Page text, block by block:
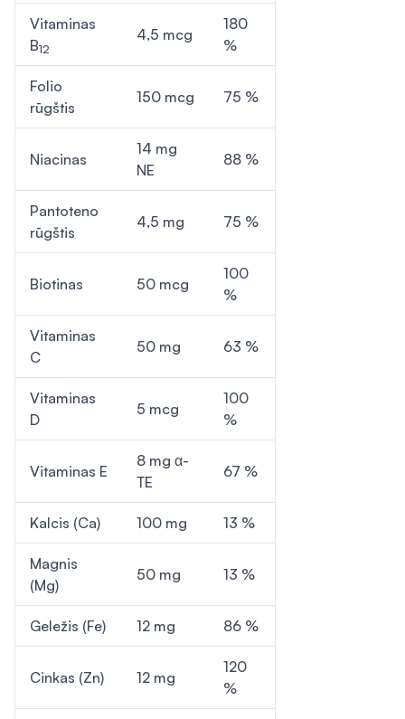
Vitaminas
B12
4,5 mcg
180
%
Folio
rūgštis
150 mcg 75 %
Niacinas
14 mg
NE
88 %
Pantoteno
rūgštis
4,5 mg 75 %
Biotinas 50 mcg
100
%
Vitaminas
C
50 mg 63 %
Vitaminas
D
5 mcg
100
%
Vitaminas E
8 mg α-
TE
67 %
Kalcis (Ca) 100 mg 13 %
Magnis
(Mg)
50 mg 13 %
Geležis (Fe) 12 mg 86 %
Cinkas (Zn) 12 mg
120
%